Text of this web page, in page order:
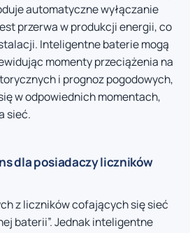
automatyczne wyłączanie
przerwa w produkcji energii, co
Inteligentne baterie mogą
momenty przeciążenia na
i prognoz pogodowych,
w odpowiednich momentach,
sieć.
dla posiadaczy liczników
z liczników cofających się sieć
baterii”. Jednak inteligentne